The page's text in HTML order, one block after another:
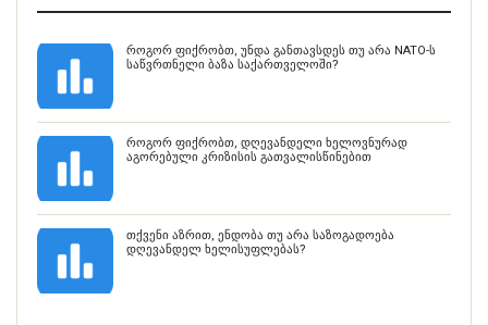
როგორ ფიქრობთ, უნდა განთავსდეს თუ არა NATO-ს
საწვრთნელი ბაზა საქართველოში?
როგორ ფიქრობთ, დღევანდელი ხელოვნურად
აგორებული კრიზისის გათვალისწინებით
თქვენი აზრით, ენდობა თუ არა საზოგადოება
დღევანდელ ხელისუფლებას?